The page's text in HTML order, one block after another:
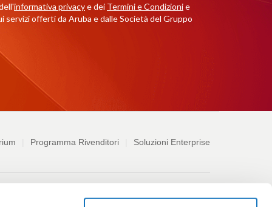
informativa privacye dei Termini e Condizionie
offerti da Aruba e dalle Società del Gruppo
Programma Rivenditori Soluzioni Enterprise